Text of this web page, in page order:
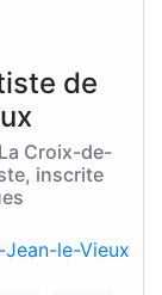
de
Croix-de-
inscrite